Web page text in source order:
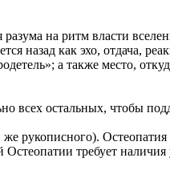
на ритм власти
назад как эхо, отдача,
а также место,
всех остальных, чтобы
рукописного).
требует